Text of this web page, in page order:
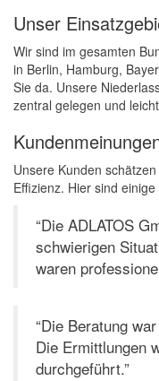
Unser
Wir sind im gesamten
in Berlin, Hamburg,
Sie da. Unsere
zentral gelegen und
Unsere Kunden
Effizienz. Hier sind
“Die ADLATOS
schwierigen
waren
“Die Beratung
Die Ermittlungen
durchgeführt.”